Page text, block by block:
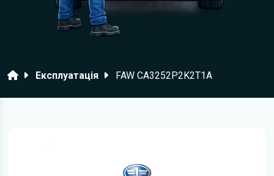
ГоловнаЕксплуатація FAW CA3252P2K2T1A